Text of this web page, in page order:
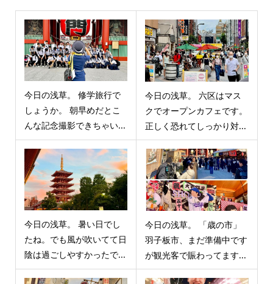
今日の浅草。 修学旅行で
しょうか。 朝早めだとこ
んな記念撮影できちゃい...
今日の浅草。 六区はマス
クでオープンカフェです。
正しく恐れてしっかり対...
今日の浅草。 暑い日でし
たね。でも風が吹いてて日
陰は過ごしやすかったで...
今日の浅草。 「歳の市」
羽子板市、まだ準備中です
が観光客で賑わってます...